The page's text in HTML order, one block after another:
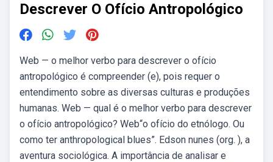
Descrever O Ofício Antropológico
Web — o melhor verbo para descrever o ofício
antropológico é compreender (e), pois requer o
entendimento sobre as diversas culturas e produções
humanas. Web — qual é o melhor verbo para descrever
o ofício antropológico? Web“o ofício do etnólogo. Ou
como ter anthropological blues”. Edson nunes (org. ), a
aventura sociológica. A importância de analisar e